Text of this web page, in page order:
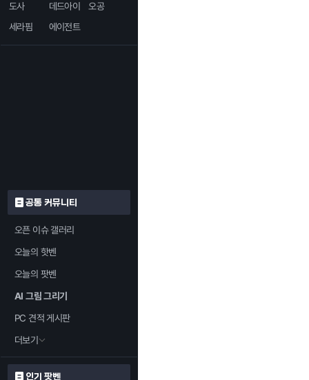
도사
데드아이
오공
세라핌
에이전트
공통 커뮤니티
오픈 이슈 갤러리
오늘의 핫벤
오늘의 팟벤
AI 그림 그리기
PC 견적 게시판
더보기
인기 팟벤